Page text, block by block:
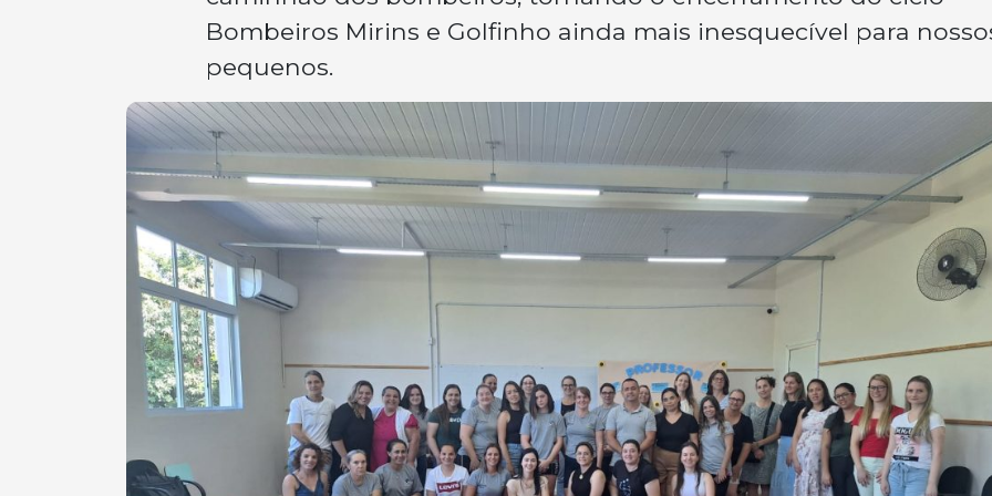
Bombeiros Mirins e Golfinho ainda mais inesquecível para
pequenos.